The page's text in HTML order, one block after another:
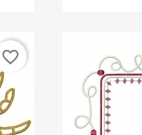
favorite_border